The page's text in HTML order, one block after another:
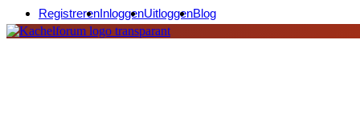
RegistrerenInloggenUitloggenBlog